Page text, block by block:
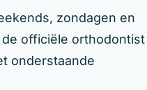
zondagen en
officiële orthodontist
onderstaande